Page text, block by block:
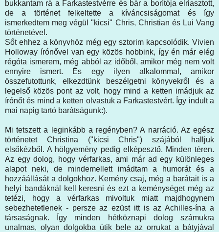
bukkantam rá a Farkastestvérre és bár a borítója elriasztott,
de a történet felkeltette a kíváncsiságomat és így
ismerkedtem meg végül "kicsi" Chris, Christian és Lui Vang
történetével.
Sőt ehhez a könyvhöz még egy sztorim kapcsolódik. Vivien
Holloway írónővel van egy közös hobbink, így én már elég
régóta ismerem, még abból az időből, amikor még nem volt
ennyire ismert. És egy ilyen alkalommal, amikor
összefutottunk, elkezdtünk beszélgetni könyvekről és a
legelső közös pont az volt, hogy mind a ketten imádjuk az
írónőt és mind a ketten olvastuk a Farkastestvért. Így indult a
mai napig tartó barátságunk:).
Mi tetszett a leginkább a regényben? A narráció. Az egész
történetet Christina ("kicsi Chris") szájából halljuk
elsőkézből. A hölgyemény pedig elképesztő. Minden téren.
Az egy dolog, hogy vérfarkas, ami már ad egy különleges
alapot neki, de mindemellett imádtam a humorát és a
hozzáállását a dolgokhoz. Kemény csaj, még a barátait is a
helyi bandáknál kell keresni és ezt a keménységet még az
tetézi, hogy a vérfarkas mivoltuk miatt majdhogynem
sebezhetetlenek - persze az ezüst itt is az Achilles-ína a
társaságnak. Így minden hétköznapi dolog számukra
unalmas, olyan dolgokba ütik bele az orrukat a bátyjával